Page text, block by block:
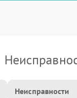
Неисправности